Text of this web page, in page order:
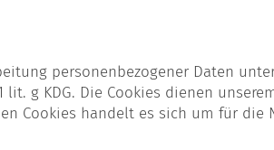
personenbezogener Daten
g KDG. Die Cookies dienen
Cookies handelt es sich um für die